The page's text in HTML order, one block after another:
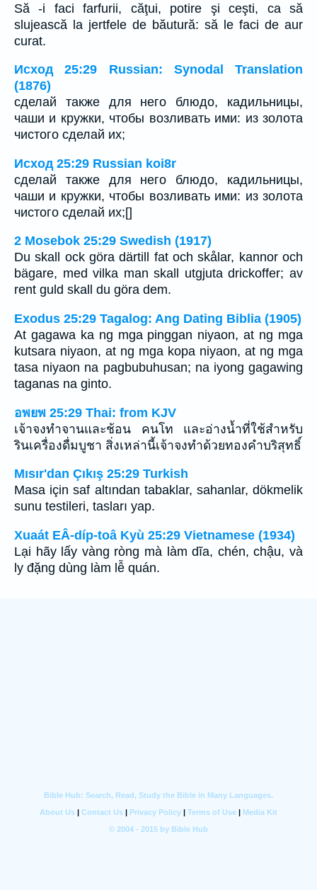
Să -i faci farfurii, căţui, potire şi ceşti, ca să
slujească la jertfele de băutură: să le faci de aur
curat.
Исход 25:29 Russian: Synodal Translation
(1876)
сделай также для него блюдо, кадильницы,
чаши и кружки, чтобы возливать ими: из золота
чистого сделай их;
Исход 25:29 Russian koi8r
сделай также для него блюдо, кадильницы,
чаши и кружки, чтобы возливать ими: из золота
чистого сделай их;[]
2 Mosebok 25:29 Swedish (1917)
Du skall ock göra därtill fat och skålar, kannor och
bägare, med vilka man skall utgjuta drickoffer; av
rent guld skall du göra dem.
Exodus 25:29 Tagalog: Ang Dating Biblia (1905)
At gagawa ka ng mga pinggan niyaon, at ng mga
kutsara niyaon, at ng mga kopa niyaon, at ng mga
tasa niyaon na pagbubuhusan; na iyong gagawing
taganas na ginto.
อพยพ 25:29 Thai: from KJV
เจ้าจงทำจานและช้อน คนโท และอ่างน้ำที่ใช้สำหรับ
รินเครื่องดื่มบูชา สิ่งเหล่านี้เจ้าจงทำด้วยทองคำบริสุทธิ์
Mısır'dan Çıkış 25:29 Turkish
Masa için saf altından tabaklar, sahanlar, dökmelik
sunu testileri, tasları yap.
Xuaát EÂ-díp-toâ Kyù 25:29 Vietnamese (1934)
Lại hãy lấy vàng ròng mà làm dĩa, chén, chậu, và
ly đặng dùng làm lễ quán.